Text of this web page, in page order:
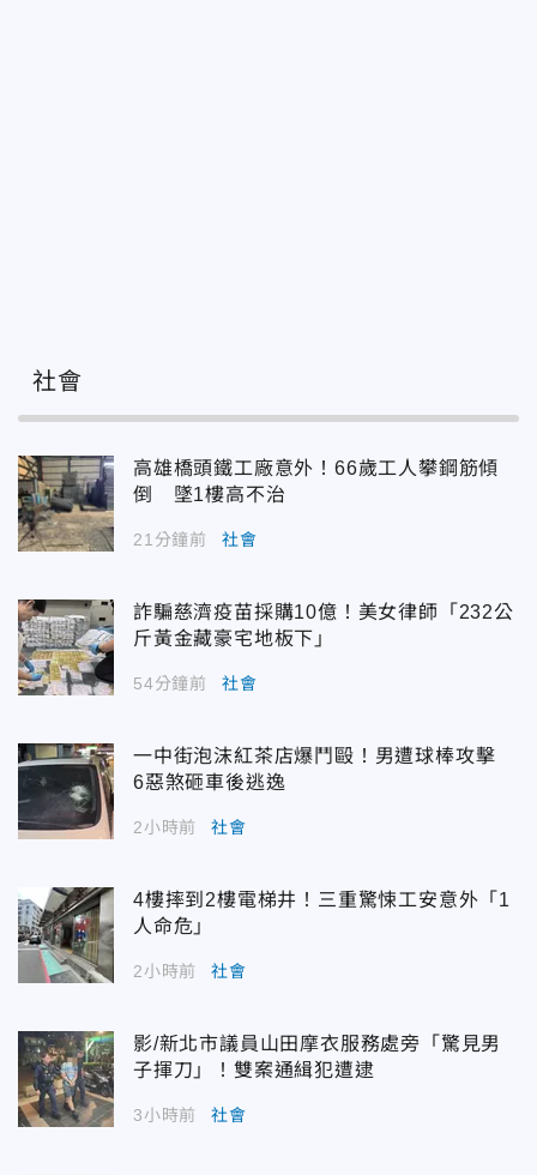
社會
高雄橋頭鐵工廠意外！66歲工人攀鋼筋傾
倒 墜1樓高不治
21分鐘前 社會
詐騙慈濟疫苗採購10億！美女律師「232公
斤黃金藏豪宅地板下」
54分鐘前 社會
一中街泡沫紅茶店爆鬥毆！男遭球棒攻擊
6惡煞砸車後逃逸
2小時前 社會
4樓摔到2樓電梯井！三重驚悚工安意外「1
人命危」
2小時前 社會
影/新北市議員山田摩衣服務處旁「驚見男
子揮刀」！雙案通緝犯遭逮
3小時前 社會